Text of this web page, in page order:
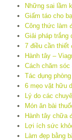
Những sai lầm
Giấm táo cho
Công thức làm
Giải pháp trắng
7 điều cần thiết
Hành tây –
Cách chăm
Tác dụng
6 mẹo vặt hữu
Lý do các
Món ăn bài
Hành tây chữa
Lợi ích sức
Làm đẹp bằng